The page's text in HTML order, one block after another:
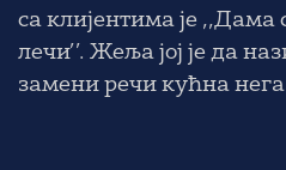
са клијентима је ,,Дама
лечи’’. Жеља јој је да
замени речи кућна